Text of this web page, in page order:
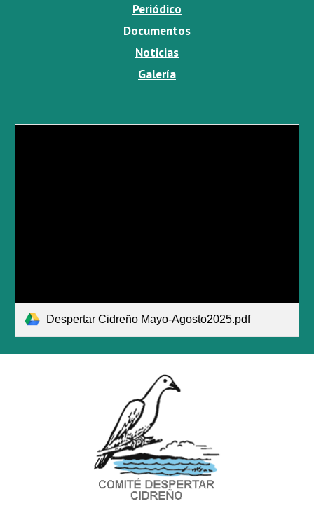
Periódico
Documentos
Noticias
Galería
Despertar Cidreño Mayo-Agosto2025.pdf